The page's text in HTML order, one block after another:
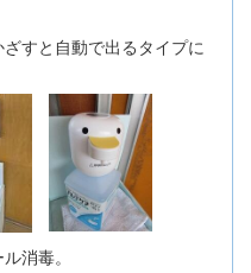
すと自動で出るタイプに
消毒。